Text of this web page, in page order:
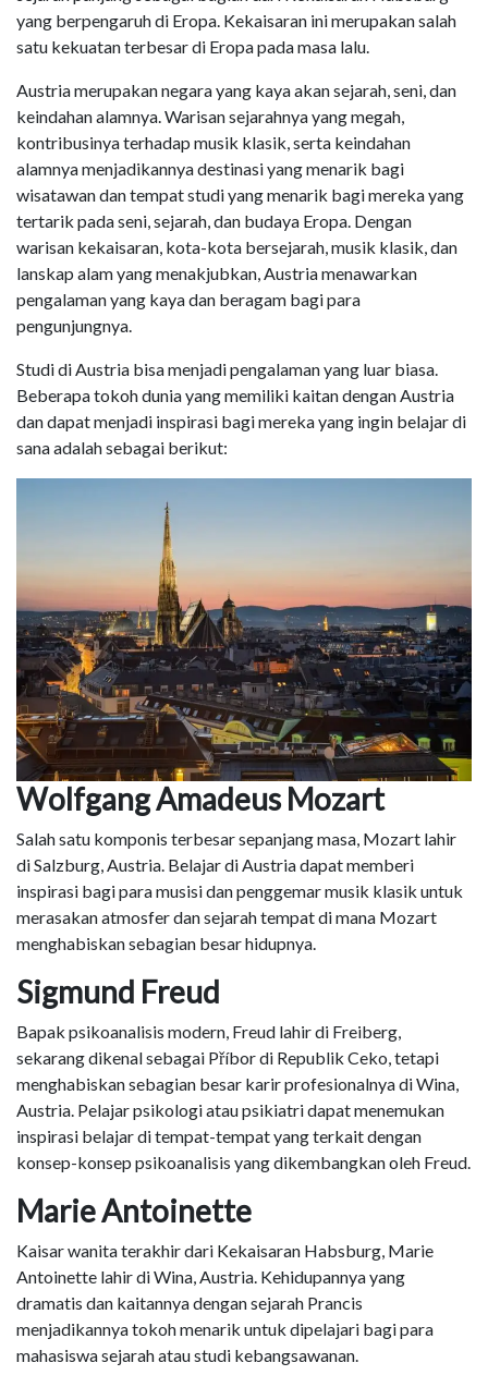
yang berpengaruh di Eropa. Kekaisaran ini merupakan salah
satu kekuatan terbesar di Eropa pada masa lalu.
Austria merupakan negara yang kaya akan sejarah, seni, dan
keindahan alamnya. Warisan sejarahnya yang megah,
kontribusinya terhadap musik klasik, serta keindahan
alamnya menjadikannya destinasi yang menarik bagi
wisatawan dan tempat studi yang menarik bagi mereka yang
tertarik pada seni, sejarah, dan budaya Eropa. Dengan
warisan kekaisaran, kota-kota bersejarah, musik klasik, dan
lanskap alam yang menakjubkan, Austria menawarkan
pengalaman yang kaya dan beragam bagi para
pengunjungnya.
Studi di Austria bisa menjadi pengalaman yang luar biasa.
Beberapa tokoh dunia yang memiliki kaitan dengan Austria
dan dapat menjadi inspirasi bagi mereka yang ingin belajar di
sana adalah sebagai berikut:
Wolfgang Amadeus Mozart
Salah satu komponis terbesar sepanjang masa, Mozart lahir
di Salzburg, Austria. Belajar di Austria dapat memberi
inspirasi bagi para musisi dan penggemar musik klasik untuk
merasakan atmosfer dan sejarah tempat di mana Mozart
menghabiskan sebagian besar hidupnya.
Sigmund Freud
Bapak psikoanalisis modern, Freud lahir di Freiberg,
sekarang dikenal sebagai Příbor di Republik Ceko, tetapi
menghabiskan sebagian besar karir profesionalnya di Wina,
Austria. Pelajar psikologi atau psikiatri dapat menemukan
inspirasi belajar di tempat-tempat yang terkait dengan
konsep-konsep psikoanalisis yang dikembangkan oleh Freud.
Marie Antoinette
Kaisar wanita terakhir dari Kekaisaran Habsburg, Marie
Antoinette lahir di Wina, Austria. Kehidupannya yang
dramatis dan kaitannya dengan sejarah Prancis
menjadikannya tokoh menarik untuk dipelajari bagi para
mahasiswa sejarah atau studi kebangsawanan.